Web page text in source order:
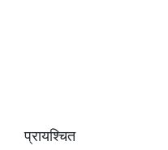
प्रायश्चित